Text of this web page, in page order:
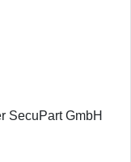
SecuPart GmbH